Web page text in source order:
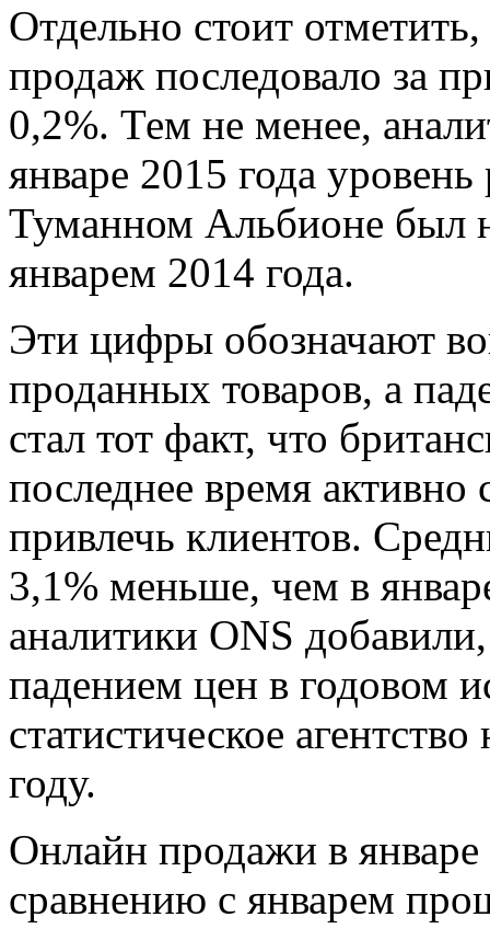
Отдельно стоит
продаж последовало за
0,2%. Тем не менее,
январе 2015 года
Туманном Альбионе был
январем 2014 года.
Эти цифры обозначают
проданных товаров, а
стал тот факт, что
последнее время
привлечь клиентов.
3,1% меньше, чем в
аналитики ONS
падением цен в годовом
статистическое
году.
Онлайн продажи в
сравнению с январем